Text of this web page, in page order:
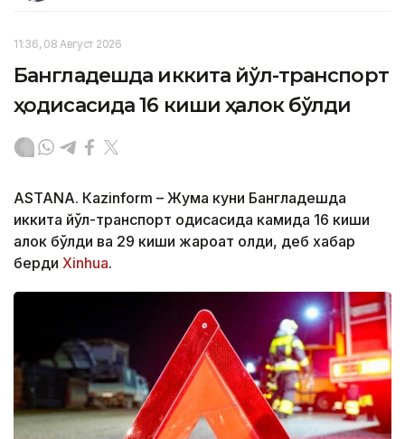
11:36, 08 Август 2026
Бангладешда иккита йўл-транспорт
ҳодисасида 16 киши ҳалок бўлди
ASTANА. Кazinform – Жума куни Бангладешда
иккита йўл-транспорт ҳодисасида камида 16 киши
ҳалок бўлди ва 29 киши жароҳат олди, деб хабар
берди Xinhua.